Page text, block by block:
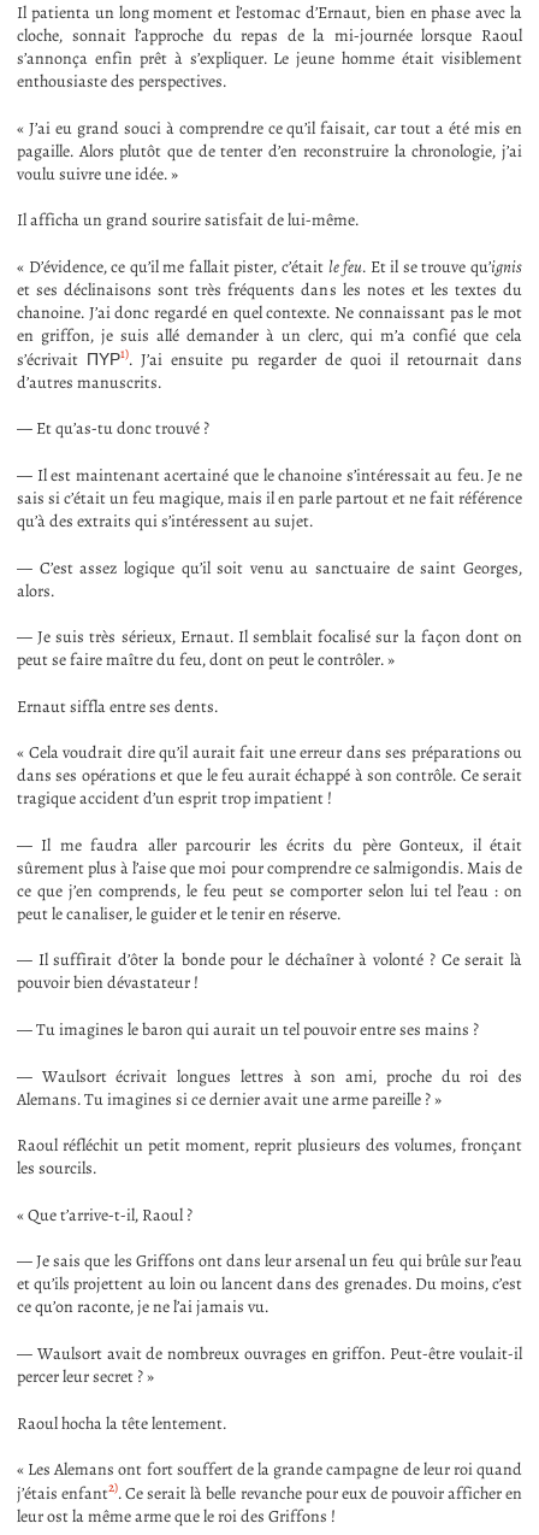
Il patienta un long moment et l’estomac d’Ernaut, bien en phase avec la
cloche, sonnait l’approche du repas de la mi-journée lorsque Raoul
s’annonça enfin prêt à s’expliquer. Le jeune homme était visiblement
enthousiaste des perspectives.
« J’ai eu grand souci à comprendre ce qu’il faisait, car tout a été mis en
pagaille. Alors plutôt que de tenter d’en reconstruire la chronologie, j’ai
voulu suivre une idée. »
Il afficha un grand sourire satisfait de lui-même.
« D’évidence, ce qu’il me fallait pister, c’était le feu. Et il se trouve qu’ignis
et ses déclinaisons sont très fréquents dans les notes et les textes du
chanoine. J’ai donc regardé en quel contexte. Ne connaissant pas le mot
en griffon, je suis allé demander à un clerc, qui m’a confié que cela
s’écrivait ΠΥΡ1). J’ai ensuite pu regarder de quoi il retournait dans
d’autres manuscrits.
— Et qu’as-tu donc trouvé ?
— Il est maintenant acertainé que le chanoine s’intéressait au feu. Je ne
sais si c’était un feu magique, mais il en parle partout et ne fait référence
qu’à des extraits qui s’intéressent au sujet.
— C’est assez logique qu’il soit venu au sanctuaire de saint Georges,
alors.
— Je suis très sérieux, Ernaut. Il semblait focalisé sur la façon dont on
peut se faire maître du feu, dont on peut le contrôler. »
Ernaut siffla entre ses dents.
« Cela voudrait dire qu’il aurait fait une erreur dans ses préparations ou
dans ses opérations et que le feu aurait échappé à son contrôle. Ce serait
tragique accident d’un esprit trop impatient !
— Il me faudra aller parcourir les écrits du père Gonteux, il était
sûrement plus à l’aise que moi pour comprendre ce salmigondis. Mais de
ce que j’en comprends, le feu peut se comporter selon lui tel l’eau : on
peut le canaliser, le guider et le tenir en réserve.
— Il suffirait d’ôter la bonde pour le déchaîner à volonté ? Ce serait là
pouvoir bien dévastateur !
— Tu imagines le baron qui aurait un tel pouvoir entre ses mains ?
— Waulsort écrivait longues lettres à son ami, proche du roi des
Alemans. Tu imagines si ce dernier avait une arme pareille ? »
Raoul réfléchit un petit moment, reprit plusieurs des volumes, fronçant
les sourcils.
« Que t’arrive-t-il, Raoul ?
— Je sais que les Griffons ont dans leur arsenal un feu qui brûle sur l’eau
et qu’ils projettent au loin ou lancent dans des grenades. Du moins, c’est
ce qu’on raconte, je ne l’ai jamais vu.
— Waulsort avait de nombreux ouvrages en griffon. Peut-être voulait-il
percer leur secret ? »
Raoul hocha la tête lentement.
« Les Alemans ont fort souffert de la grande campagne de leur roi quand
j’étais enfant2). Ce serait là belle revanche pour eux de pouvoir afficher en
leur ost la même arme que le roi des Griffons !